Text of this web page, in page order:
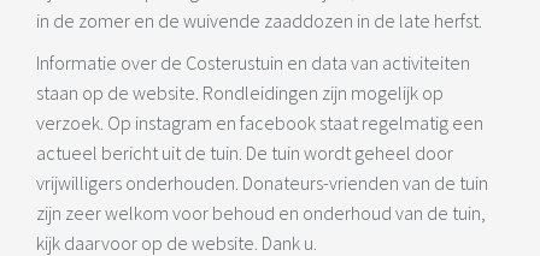
in de zomer en de wuivende zaaddozen in de late herfst.
Informatie over de Costerustuin en data van activiteiten
staan op de website. Rondleidingen zijn mogelijk op
verzoek. Op instagram en facebook staat regelmatig een
actueel bericht uit de tuin. De tuin wordt geheel door
vrijwilligers onderhouden. Donateurs-vrienden van de tuin
zijn zeer welkom voor behoud en onderhoud van de tuin,
kijk daarvoor op de website. Dank u.